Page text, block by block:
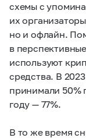
схемы с
их
но и офлайн.
в
используют
средства. В
принимали 50%
году — 77%.
В то же время